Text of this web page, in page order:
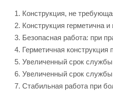
1. Конструкция, не
2. Конструкция герметична
3. Безопасная работа: при
4. Герметичная
5. Увеличенный срок
6. Увеличенный срок
7. Стабильная работа при